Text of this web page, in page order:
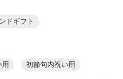
ドギフト
用 初節句内祝い用